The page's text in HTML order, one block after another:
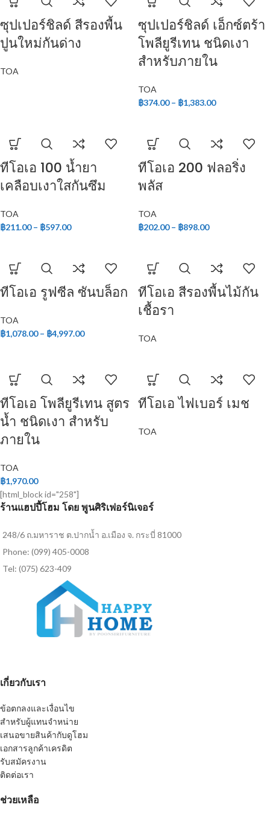
ซุปเปอร์ชิลด์ สีรองพื้น
ปูนใหม่กันด่าง
TOA
ซุปเปอร์ชิลด์ เอ็กซ์ตร้า
โพลียูรีเทน ชนิดเงา
สำหรับภายใน
TOA
฿374.00 – ฿1,383.00
ทีโอเอ 100 น้ำยา
เคลือบเงาใสกันซึม
TOA
฿211.00 – ฿597.00
ทีโอเอ 200 ฟลอริ่ง
พลัส
TOA
฿202.00 – ฿898.00
ทีโอเอ รูฟซีล ซันบล็อก
TOA
฿1,078.00 – ฿4,997.00
ทีโอเอ สีรองพื้นไม้กัน
เชื้อรา
TOA
ทีโอเอ โพลียูรีเทน สูตร
น้ำ ชนิดเงา สำหรับ
ภายใน
TOA
฿1,970.00
ทีโอเอ ไฟเบอร์ เมช
TOA
[html_block id="258"]
ร้านแฮปปี้โฮม โดย พูนศิริเฟอร์นิเจอร์
248/6 ถ.มหาราช ต.ปากน้ำ อ.เมือง จ. กระบี่ 81000
Phone: (099) 405-0008
Tel: (075) 623-409
เกี่ยวกับเรา
ข้อตกลงและเงื่อนไข
สำหรับผู้แทนจำหน่าย
เสนอขายสินค้ากับดูโฮม
เอกสารลูกค้าเครดิต
รับสมัครงาน
ติดต่อเรา
ช่วยเหลือ